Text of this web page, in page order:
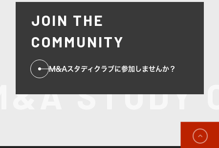
STUDY
JOIN THE
COMMUNITY
M&Aスタディクラブに参加しませんか？